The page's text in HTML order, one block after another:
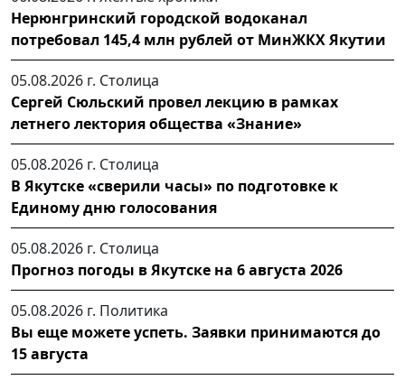
Нерюнгринский городской водоканал
потребовал 145,4 млн рублей от МинЖКХ Якутии
05.08.2026 г. Столица
Сергей Сюльский провел лекцию в рамках
летнего лектория общества «Знание»
05.08.2026 г. Столица
В Якутске «сверили часы» по подготовке к
Единому дню голосования
05.08.2026 г. Столица
Прогноз погоды в Якутске на 6 августа 2026
05.08.2026 г. Политика
Вы еще можете успеть. Заявки принимаются до
15 августа